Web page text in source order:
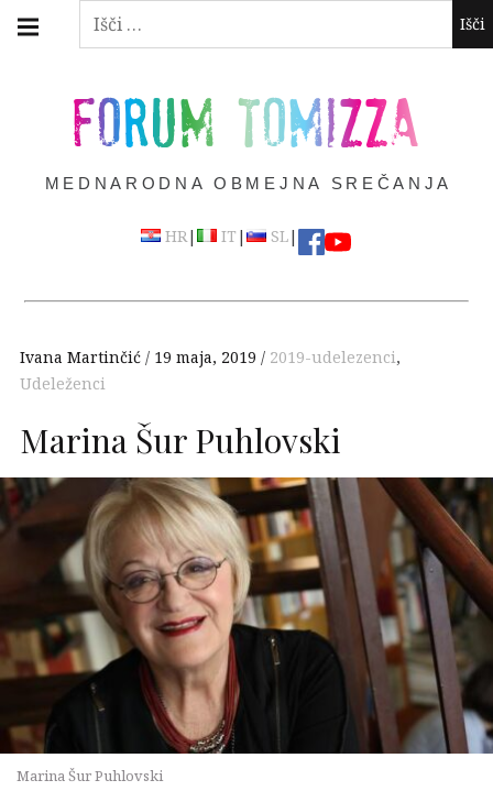
Išči:
Skip
FORUM TOMIZZA
MEDNARODNA OBMEJNA SREČANJA
HR| IT | SL|
navigation
Ivana Martinčić 19 maja, 2019 2019-udelezenci,
Udeleženci
Marina Šur Puhlovski
Marina Šur Puhlovski